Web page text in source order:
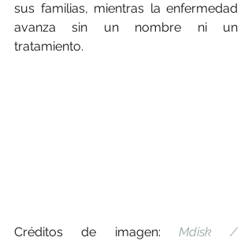
sus familias, mientras la enfermedad
avanza sin un nombre ni un
tratamiento.
Créditos de imagen: Mdisk /